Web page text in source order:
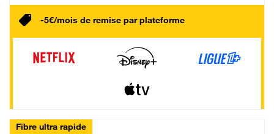
-5€/mois de remise par plateforme
Fibre ultra rapide